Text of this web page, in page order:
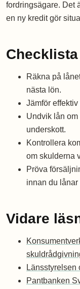
fordringsägare. Det
en ny kredit gör
Räkna på
nästa lön.
Jämför
Undvik lån om
underskott.
Kontrollera
om skulderna
Pröva
innan du lånar
Vidare
Länsstyrelsen
Pantbanken